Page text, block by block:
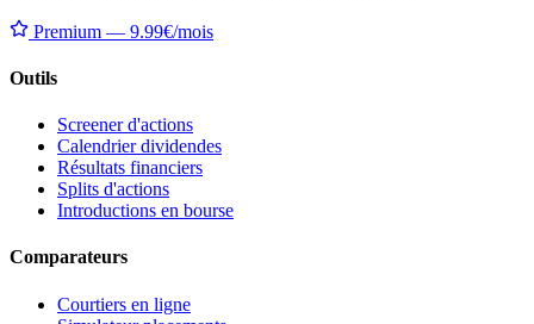
Premium — 9.99€/mois
Outils
Screener d'actions
Calendrier dividendes
Résultats financiers
Splits d'actions
Introductions en bourse
Comparateurs
Courtiers en ligne